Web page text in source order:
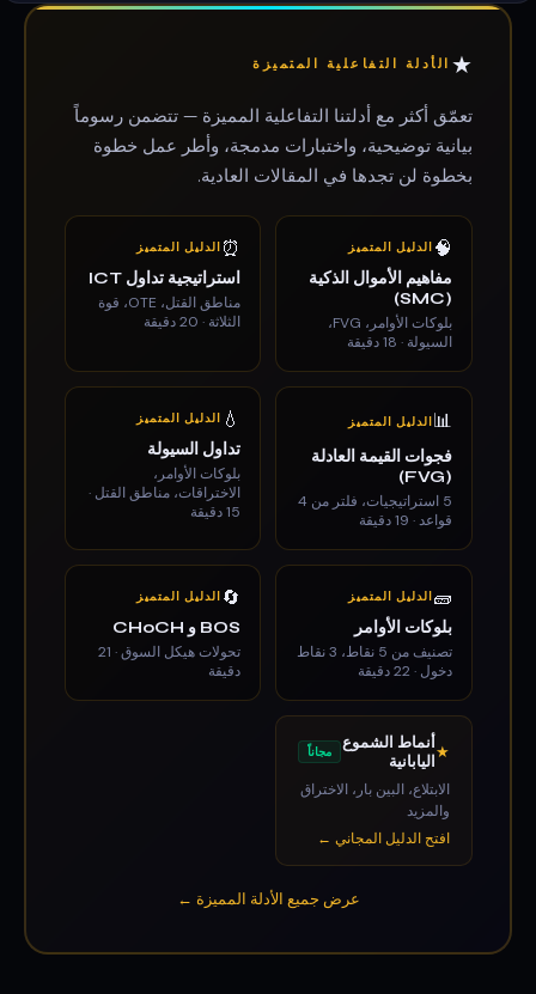
★ الأدلة التفاعلية المتميزة
تعمّق أكثر مع أدلتنا التفاعلية المميزة — تتضمن رسوماً
بيانية توضيحية، واختبارات مدمجة، وأطر عمل خطوة
بخطوة لن تجدها في المقالات العادية.
🧠 الدليل المتميز
مفاهيم الأموال الذكية
(SMC)
بلوكات الأوامر، FVG،
السيولة · 18 دقيقة
⏰ الدليل المتميز
استراتيجية تداول ICT
مناطق القتل، OTE، قوة
الثلاثة · 20 دقيقة
📊 الدليل المتميز
فجوات القيمة العادلة
(FVG)
5 استراتيجيات، فلتر من 4
قواعد · 19 دقيقة
💧 الدليل المتميز
تداول السيولة
بلوكات الأوامر،
الاختراقات، مناطق القتل ·
15 دقيقة
🧱 الدليل المتميز
بلوكات الأوامر
تصنيف من 5 نقاط، 3 نقاط
دخول · 22 دقيقة
🔄 الدليل المتميز
BOS و CHoCH
تحولات هيكل السوق · 21
دقيقة
★أنماط الشموع
اليابانية
مجاناً
الابتلاع، البين بار، الاختراق
والمزيد
افتح الدليل المجاني ←
عرض جميع الأدلة المميزة ←